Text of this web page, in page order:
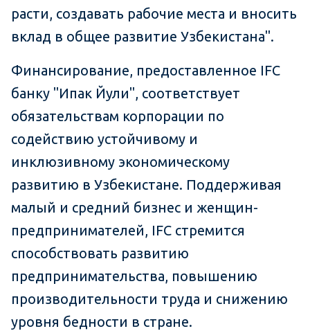
расти, создавать рабочие места и вносить
вклад в общее развитие Узбекистана".
Финансирование, предоставленное IFC
банку "Ипак Йули", соответствует
обязательствам корпорации по
содействию устойчивому и
инклюзивному экономическому
развитию в Узбекистане. Поддерживая
малый и средний бизнес и женщин-
предпринимателей, IFC стремится
способствовать развитию
предпринимательства, повышению
производительности труда и снижению
уровня бедности в стране.